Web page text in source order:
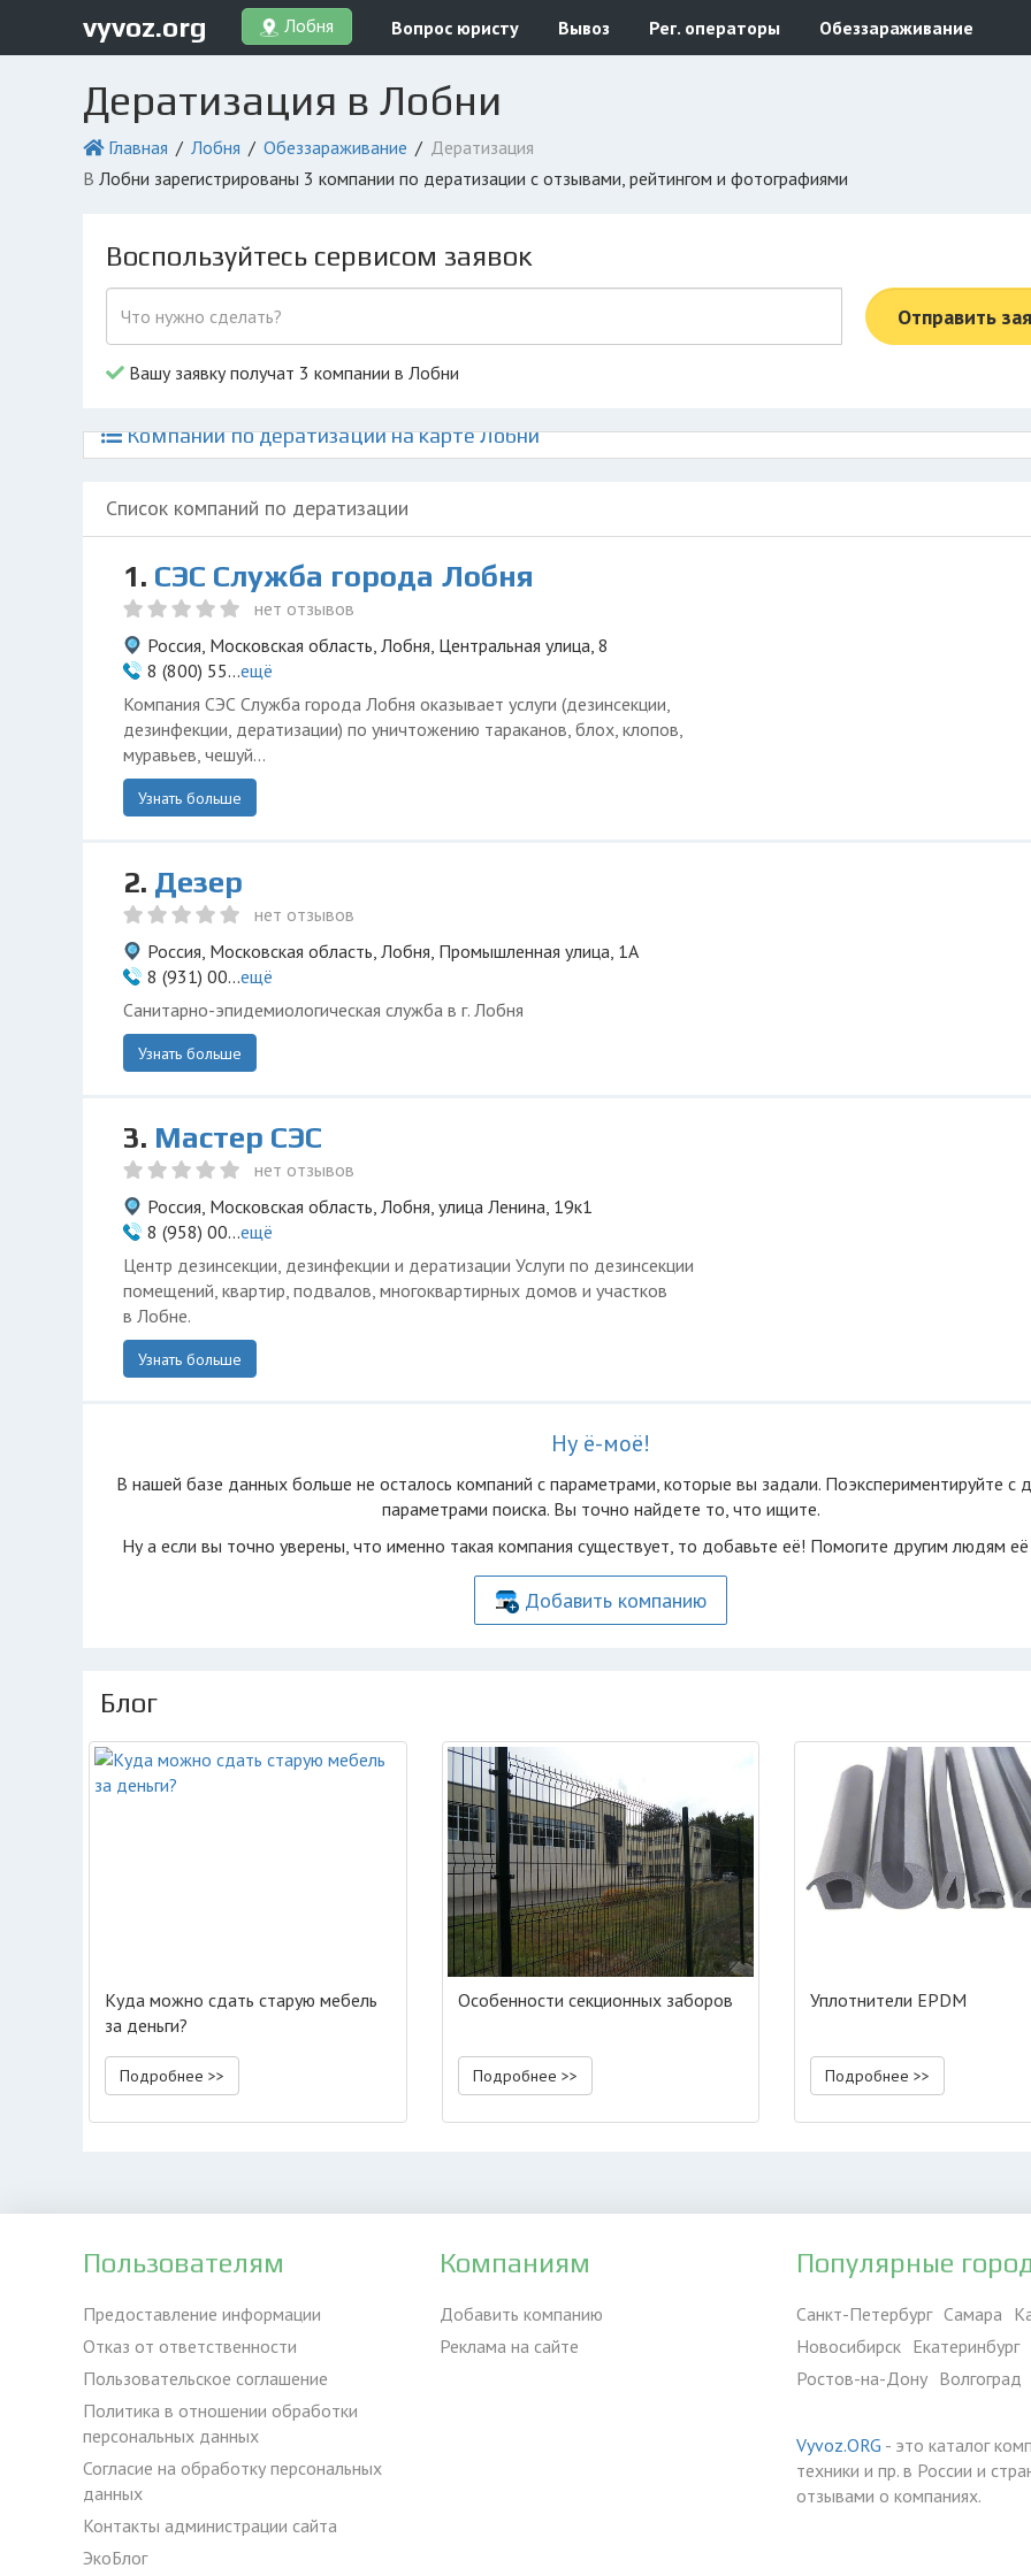
vyvoz.org Лобня Вопрос юристу Вывоз Рег. операторы Обеззараживание
Дератизация в Лобни
Главная Лобня Обеззараживание
Дератизация
в Лобни зарегистрированы 3 компании по дератизации с отзывами, рейтингом и фотографиями
Воспользуйтесь сервисом заявок
Отправить
Вашу заявку получат 3 компании в Лобни
Компании по дератизации на карте Лобни
Список компаний по дератизации
1. СЭС Служба города Лобня
нет отзывов
Россия, Московская область, Лобня, Центральная улица, 8
8 (800) 55...ещё
Компания СЭС Служба города Лобня оказывает услуги (дезинсекции,
дезинфекции, дератизации) по уничтожению тараканов, блох, клопов,
муравьев, чешуй...
Узнать больше
2. Дезер
нет отзывов
Россия, Московская область, Лобня, Промышленная улица, 1А
8 (931) 00...ещё
Санитарно-эпидемиологическая служба в г. Лобня
Узнать больше
3. Мастер СЭС
нет отзывов
Россия, Московская область, Лобня, улица Ленина, 19к1
8 (958) 00...ещё
Центр дезинсекции, дезинфекции и дератизации Услуги по дезинсекции
помещений, квартир, подвалов, многоквартирных домов и участков
в Лобне.
Узнать больше
Ну ё-моё!
В нашей базе данных больше не осталоcь компаний с параметрами, которые вы задали. Поэкспериментируйте с
параметрами поиска. Вы точно найдете то, что ищите.
Ну а если вы точно уверены, что именно такая компания существует, то добавьте её! Помогите другим людям
Добавить компанию
Блог
Куда можно сдать старую мебель
за деньги?
Подробнее >>
Особенности секционных заборов
Подробнее >>
Уплотнители EPDM
Подробнее >>
Пользователям
Предоставление информации
Отказ от ответственности
Пользовательское соглашение
Политика в отношении обработки
персональных данных
Согласие на обработку персональных
данных
Контакты администрации сайта
ЭкоБлог
Компаниям
Добавить компанию
Реклама на сайте
Популярные
Санкт-Петербург Самара
Новосибирск Екатеринбург
Ростов-на-Дону Волгоград
Vyvoz.ORG - это каталог
техники и пр. в России и
отзывами о компаниях.